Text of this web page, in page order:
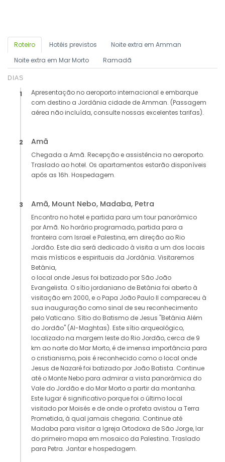
Roteiro Hotéis previstos
Noite extra em Amman
Noite extra em Mar Morto
Ramadã
DIAS
1
Apresentação no aeroporto internacional e embarque
com destino a Jordânia cidade de Amman. (Passagem
aérea não incluída, consulte nossas excelentes tarifas).
2 Amã
Chegada a Amã. Recepção e assistência no aeroporto.
Traslado ao hotel. Os apartamentos estarão disponíveis
após as 16h. Hospedagem.
3 Amã, Mount Nebo, Madaba, Petra
Encontro no hotel e partida para um tour panorâmico
por Amã. No horário programado, partida para a
fronteira com Israel e Palestina, em direção ao Rio
Jordão. Este dia será dedicado à visita a um dos locais
mais místicos e espirituais da Jordânia. Visitaremos
Betânia,
o local onde Jesus foi batizado por São João
Evangelista. O sítio jordaniano de Betânia foi aberto à
visitação em 2000, e o Papa João Paulo II compareceu à
sua inauguração como sinal de seu reconhecimento
pelo Vaticano. Sítio do Batismo de Jesus "Betânia Além
do Jordão" (Al-Maghtas). Este sítio arqueológico,
localizado na margem leste do Rio Jordão, cerca de 9
km ao norte do Mar Morto, é de imensa importância para
o cristianismo, pois é reconhecido como o local onde
Jesus de Nazaré foi batizado por João Batista. Continue
até o Monte Nebo para admirar a vista panorâmica do
Vale do Jordão e do Mar Morto a partir da montanha.
Este lugar é significativo porque foi o último local
visitado por Moisés e de onde o profeta avistou a Terra
Prometida, à qual jamais chegaria. Continue até
Madaba para visitar a Igreja Ortodoxa de São Jorge, lar
do primeiro mapa em mosaico da Palestina. Traslado
para Petra. Jantar e hospedagem.